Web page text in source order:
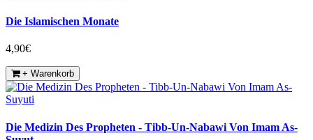
Die Islamischen Monate
4,90€
+ Warenkorb
Die Medizin Des Propheten - Tibb-Un-Nabawi Von Imam As-